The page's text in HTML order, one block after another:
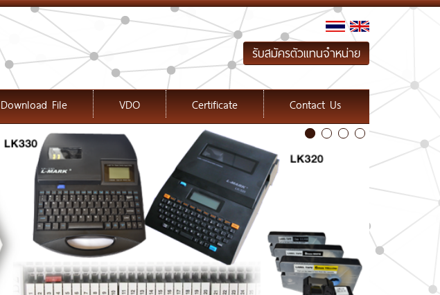
รับสมัครตัวแทนจำหน่าย
File VDO Certificate Contact Us